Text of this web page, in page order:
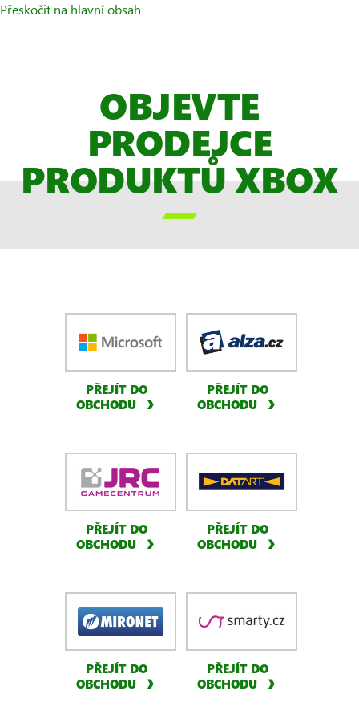
Přeskočit na hlavní obsah
OBJEVTE
PRODEJCE
PRODUKTŮ XBOX

PŘEJÍT DO
OBCHODU
PŘEJÍT DO
OBCHODU
PŘEJÍT DO
OBCHODU
PŘEJÍT DO
OBCHODU
PŘEJÍT DO
OBCHODU
PŘEJÍT DO
OBCHODU